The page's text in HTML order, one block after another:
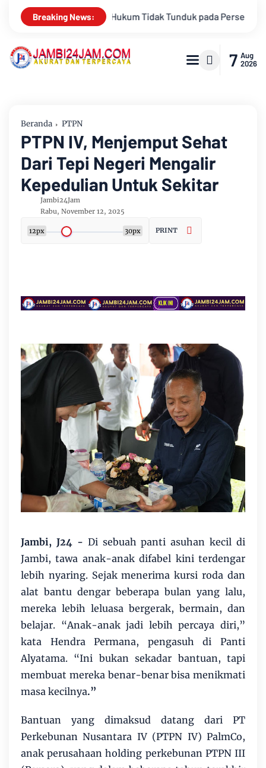
Breaking News:
pada Persepsi: Kritik Terhadap Monopoli Kebenaran oleh
7 Aug
2026
Beranda PTPN
PTPN IV, Menjemput Sehat
Dari Tepi Negeri Mengalir
Kepedulian Untuk Sekitar
Jambi24Jam
Rabu, November 12, 2025
12px 30px PRINT
Jambi, J24 - Di sebuah panti asuhan kecil di
Jambi, tawa anak-anak difabel kini terdengar
lebih nyaring. Sejak menerima kursi roda dan
alat bantu dengar beberapa bulan yang lalu,
mereka lebih leluasa bergerak, bermain, dan
belajar. “Anak-anak jadi lebih percaya diri,”
kata Hendra Permana, pengasuh di Panti
Alyatama. “Ini bukan sekadar bantuan, tapi
membuat mereka benar-benar bisa menikmati
masa kecilnya.”
Bantuan yang dimaksud datang dari PT
Perkebunan Nusantara IV (PTPN IV) PalmCo,
anak perusahaan holding perkebunan PTPN III